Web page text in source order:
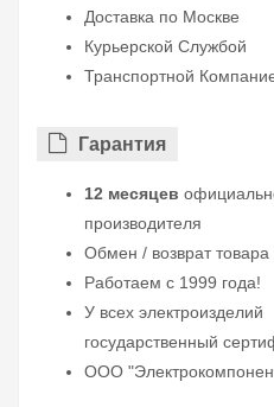
Доставка по Москве
Курьерской Службой
Транспортной
Гарантия
12 месяцев
производителя
Обмен / возврат
Работаем с 1999 года!
У всех электроизделий
государственный
ООО